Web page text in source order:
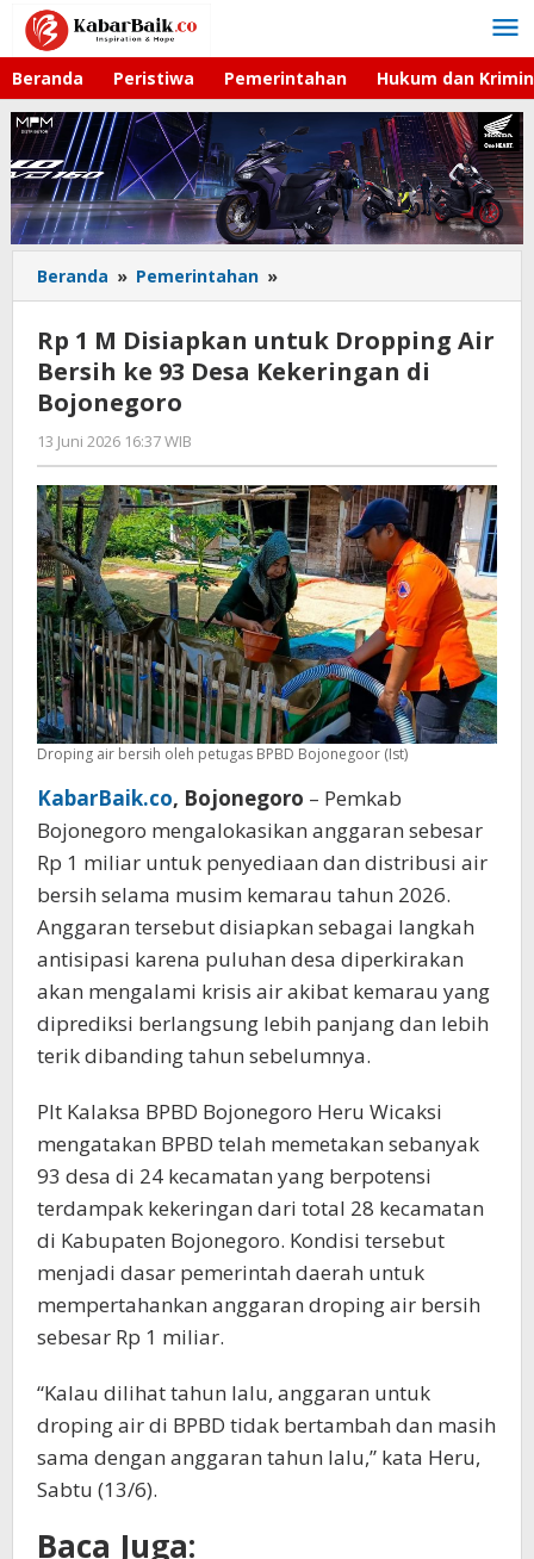
Lewati
konten
Beranda Peristiwa Pemerintahan Hukum dan
Beranda » Pemerintahan »
1
Disiapkan
untuk
93
Desa
Kekeringan
di
Bojonegoro
Rp 1 M Disiapkan untuk Dropping Air
Bersih ke 93 Desa Kekeringan di
Bojonegoro
13 Juni 2026 16:37 WIB
Imam
WD
Droping air bersih oleh petugas BPBD Bojonegoor (Ist)
KabarBaik.co, Bojonegoro – Pemkab
Bojonegoro mengalokasikan anggaran sebesar
Rp 1 miliar untuk penyediaan dan distribusi air
bersih selama musim kemarau tahun 2026.
Anggaran tersebut disiapkan sebagai langkah
antisipasi karena puluhan desa diperkirakan
akan mengalami krisis air akibat kemarau yang
diprediksi berlangsung lebih panjang dan lebih
terik dibanding tahun sebelumnya.
Plt Kalaksa BPBD Bojonegoro Heru Wicaksi
mengatakan BPBD telah memetakan sebanyak
93 desa di 24 kecamatan yang berpotensi
terdampak kekeringan dari total 28 kecamatan
di Kabupaten Bojonegoro. Kondisi tersebut
menjadi dasar pemerintah daerah untuk
mempertahankan anggaran droping air bersih
sebesar Rp 1 miliar.
“Kalau dilihat tahun lalu, anggaran untuk
droping air di BPBD tidak bertambah dan masih
sama dengan anggaran tahun lalu,” kata Heru,
Sabtu (13/6).
Baca Juga: